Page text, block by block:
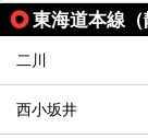
東海道本線
二川
西小坂井